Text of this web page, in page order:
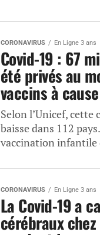
CORONAVIRUS En Ligne 3 ans
Covid-19 : 67
été privés au
vaccins à
Selon l’Unicef, cette
baisse dans 112
vaccination infantile
CORONAVIRUS En Ligne 3 ans
La Covid-19 a
cérébraux